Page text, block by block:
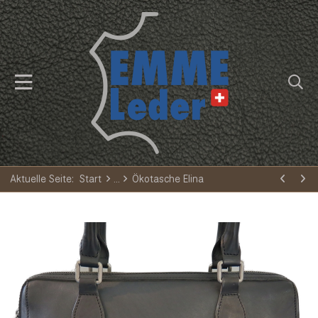
Aktuelle Seite: Start Ökotasche Elina